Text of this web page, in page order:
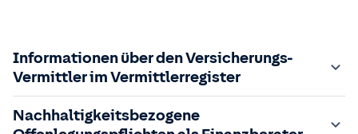
Informationen über den Versicherungs-
Vermittler im Vermittlerregister
Zuständige Aufsichtsbehörde:
Nachhaltigkeitsbezogene